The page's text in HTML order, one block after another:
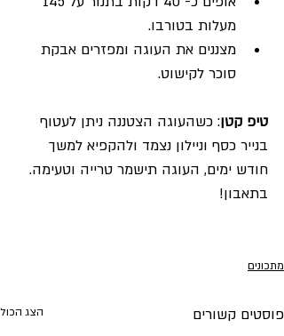
מעלות בטורבו.
מצננים את העוגה ומפזרים אבקת
סוכר לקישוט.
טיפ קטן: כשהעוגה הצטננה ניתן לעטוף
בנייר כסף וניילון נצמד ולהקפיא למשך
חודש ימים, העוגה תישמר טרייה וטעימה.
בתאבון!
מתכונים
פוסטים קשורים הצג הכול